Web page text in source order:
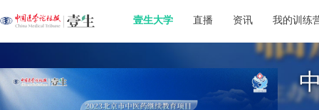
壹生大学 直播 资讯 我的训练